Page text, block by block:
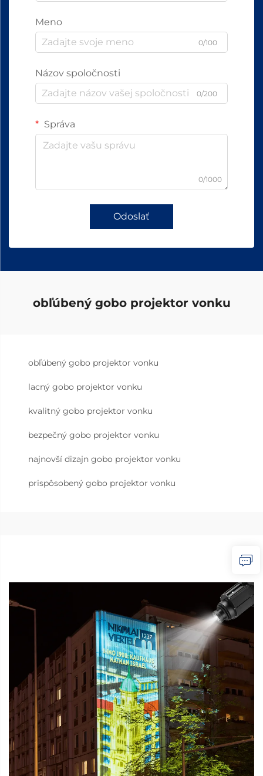
Meno
0/100
Názov spoločnosti
0/200
Správa
0/1000
Odoslať
obľúbený gobo projektor vonku
obľúbený gobo projektor vonku
lacný gobo projektor vonku
kvalitný gobo projektor vonku
bezpečný gobo projektor vonku
najnovší dizajn gobo projektor vonku
prispôsobený gobo projektor vonku